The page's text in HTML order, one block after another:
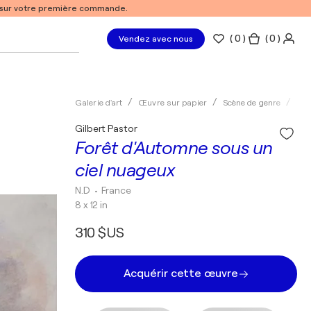
votre première commande.
Vendez avec nous (0 ) ( 0 )
Galerie d'art Œuvre sur papier Scène de genre
Forêt d'Automne sous un
ciel nuageux
Gilbert Pastor
N.D • France
8 x 12 in
310 $US
Acquérir cette œuvre